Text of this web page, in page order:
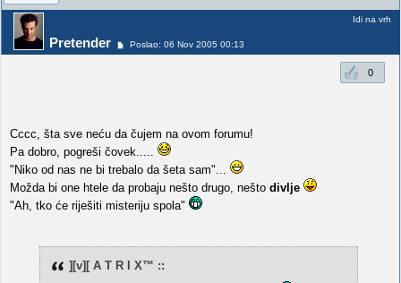
Pretender Poslao: 06 Nov 2005 00:13
Idi na vrh
0
Cccc, šta sve neću da čujem na ovom forumu!
Pa dobro, pogreši čovek.....
"Niko od nas ne bi trebalo da šeta sam"...
Možda bi one htele da probaju nešto drugo, nešto divlje
"Ah, tko će riješiti misteriju spola"
][v][ A T R I X™ ::